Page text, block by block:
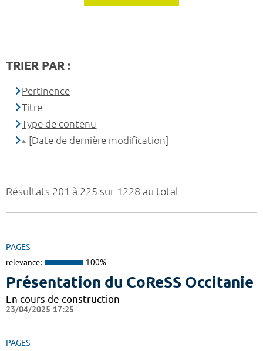
Résultats 201 à 225 sur 1228 au total
PAGES
relevance: 100%
Présentation du CoReSS Occitanie
En cours de construction
23/04/2025 17:25
PAGES
TRIER PAR :
Pertinence
Titre
Type de contenu
[Date de dernière modification]